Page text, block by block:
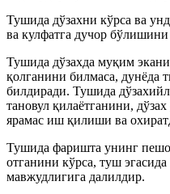
Тушида дўзахни кўрса ва
ва кулфатга дучор
Тушида дўзахда муқим
қолганини билмаса, дунёда
билдиради. Тушида
тановул қилаётганини,
ярамас иш қилиши ва
Тушида фаришта унинг
отганини кўрса, туш
мавжудлигига далилдир.